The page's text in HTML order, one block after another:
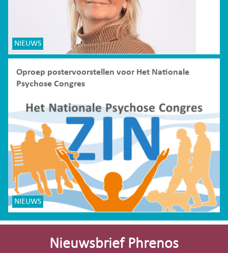
NIEUWS
Oproep postervoorstellen voor Het Nationale
Psychose Congres
NIEUWS
Site-
Nieuwsbrief Phrenos